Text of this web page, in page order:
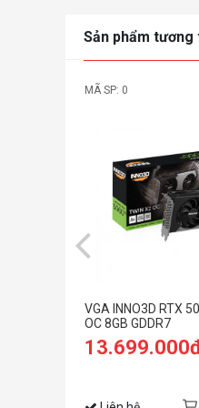
Sản phẩm tương
MÃ SP: 0
VGA INNO3D RTX
OC 8GB GDDR7